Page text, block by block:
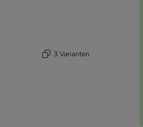
3 Varianten